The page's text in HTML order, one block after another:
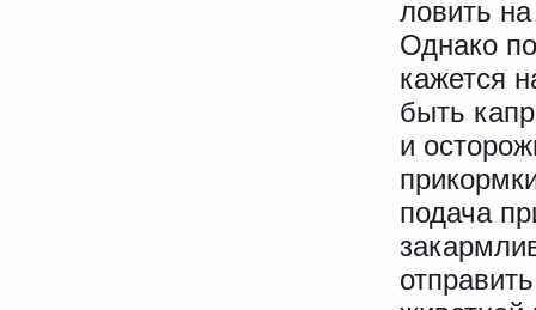
ловить
Однако
кажется
быть
и
подача